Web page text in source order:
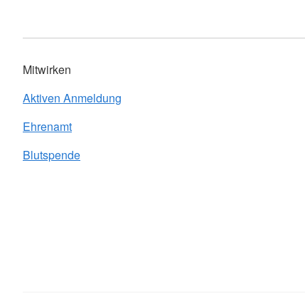
Mitwirken
Aktiven Anmeldung
Ehrenamt
Blutspende